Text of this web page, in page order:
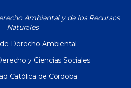
Ambiental y de los Recursos
Naturales
Derecho Ambiental
y Ciencias Sociales
Católica de Córdoba